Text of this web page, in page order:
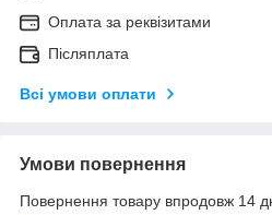
Оплата за реквізитами
Післяплата
Всі умови оплати
Умови повернення
Повернення товару впродовж 14